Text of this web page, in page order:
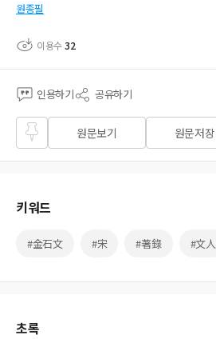
원종필
이용수32
인용하기 공유하기
즐겨
찾기
원문보기 원문저장
키워드
#金石文 #宋 #著錄 #文人
초록